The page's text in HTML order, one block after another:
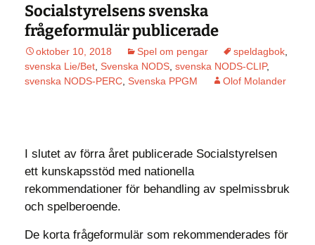
Socialstyrelsens svenska
frågeformulär publicerade
oktober 10, 2018 Spel om pengar speldagbok
svenska Lie/Bet Svenska NODS svenska NODS-CLIP,
svenska NODS-PERC Svenska PPGM Olof Molander
I slutet av förra året publicerade Socialstyrelsen
ett kunskapsstöd med nationella
rekommendationer för behandling av spelmissbruk
och spelberoende.
De korta frågeformulär som rekommenderades för